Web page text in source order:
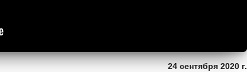
24 сентября 2020 г.